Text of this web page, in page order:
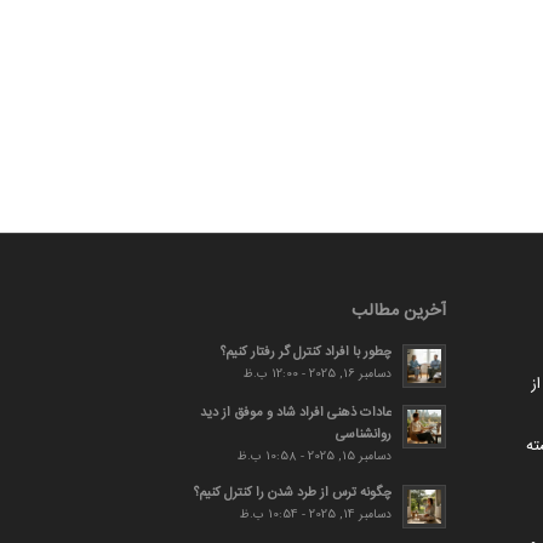
آخرین مطالب
چطور با افراد کنترل گر رفتار کنیم؟
دسامبر 16, 2025 - 12:00 ب.ظ
عادات ذهنی افراد شاد و موفق از دید
روانشناسی
دسامبر 15, 2025 - 10:58 ب.ظ
چگونه ترس از طرد شدن را کنترل کنیم؟
دسامبر 14, 2025 - 10:54 ب.ظ